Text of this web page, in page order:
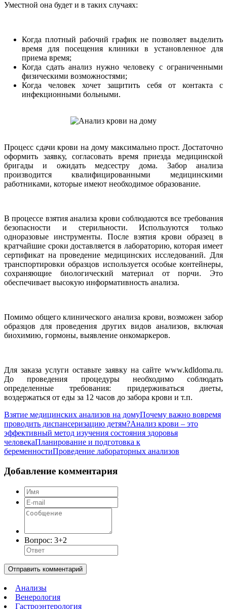
Уместной она будет и в таких случаях:
Когда плотный рабочий график не позволяет выделить
время для посещения клиники в установленное для
приема время;
Когда сдать анализ нужно человеку с ограниченными
физическими возможностями;
Когда человек хочет защитить себя от контакта с
инфекционными больными.
Процесс сдачи крови на дому максимально прост. Достаточно
оформить заявку, согласовать время приезда медицинской
бригады и ожидать медсестру дома. Забор анализа
производится квалифицированными медицинскими
работниками, которые имеют необходимое образование.
В процессе взятия анализа крови соблюдаются все требования
безопасности и стерильности. Используются только
одноразовые инструменты. После взятия крови образец в
кратчайшие сроки доставляется в лабораторию, которая имеет
сертификат на проведение медицинских исследований. Для
транспортировки образцов используется особые контейнеры,
сохраняющие биологический материал от порчи. Это
обеспечивает высокую информативность анализа.
Помимо общего клинического анализа крови, возможен забор
образцов для проведения других видов анализов, включая
биохимию, гормоны, выявление онкомаркеров.
Для заказа услуги оставьте заявку на сайте www.kdldoma.ru.
До проведения процедуры необходимо соблюдать
определенные требования: придерживаться диеты,
воздержаться от еды за 12 часов до забора крови и т.п.
Взятие медицинских анализов на домуПочему важно вовремя
проводить диспансеризацию детям?Анализ крови – это
эффективный метод изучения состояния здоровья
человекаПланирование и подготовка к
беременностиПроведение лабораторных анализов
Добавление комментария
Вопрос: 3+2
Отправить комментарий
Анализы
Венерология
Гастроэнтерология